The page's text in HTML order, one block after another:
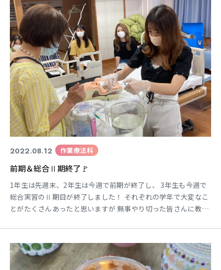
2022.08.12 作業療法科
前期＆総合Ⅱ期終了🚩
1年生は先週末、2年生は今週で前期が終了し、 3年生も今週で
総合実習のⅡ期目が終了しました！ それぞれの学年で大変なこ
とがたくさんあったと思いますが 無事やり切った皆さんに教員
も 初めて耳にする言葉ばかりで大変な1年でしたが、 2年生に
なって臨床医学系の科目や 評価・分析・治療にま